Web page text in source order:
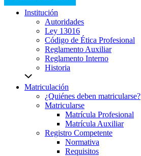
Institución
Autoridades
Ley 13016
Código de Ética Profesional
Reglamento Auxiliar
Reglamento Interno
Historia
Matriculación
¿Quiénes deben matricularse?
Matricularse
Matrícula Profesional
Matrícula Auxiliar
Registro Competente
Normativa
Requisitos